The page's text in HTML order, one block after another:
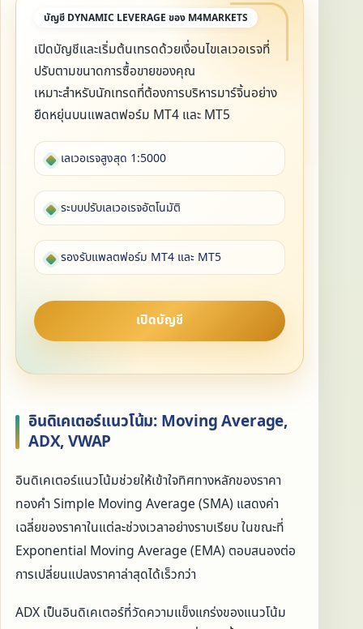
บัญชี DYNAMIC LEVERAGE ของ M4MARKETS
เปิดบัญชีและเริ่มต้นเทรดด้วยเงื่อนไขเลเวอเรจที่
ปรับตามขนาดการซื้อขายของคุณ
เหมาะสำหรับนักเทรดที่ต้องการบริหารมาร์จิ้นอย่าง
ยืดหยุ่นบนแพลตฟอร์ม MT4 และ MT5
เลเวอเรจสูงสุด 1:5000
ระบบปรับเลเวอเรจอัตโนมัติ
รองรับแพลตฟอร์ม MT4 และ MT5
เปิดบัญชี
อินดิเคเตอร์แนวโน้ม: Moving Average,
ADX, VWAP
อินดิเคเตอร์แนวโน้มช่วยให้เข้าใจทิศทางหลักของราคา
ทองคำ Simple Moving Average (SMA) แสดงค่า
เฉลี่ยของราคาในแต่ละช่วงเวลาอย่างราบเรียบ ในขณะที่
Exponential Moving Average (EMA) ตอบสนองต่อ
การเปลี่ยนแปลงราคาล่าสุดได้เร็วกว่า
ADX เป็นอินดิเคเตอร์ที่วัดความแข็งแกร่งของแนวโน้ม